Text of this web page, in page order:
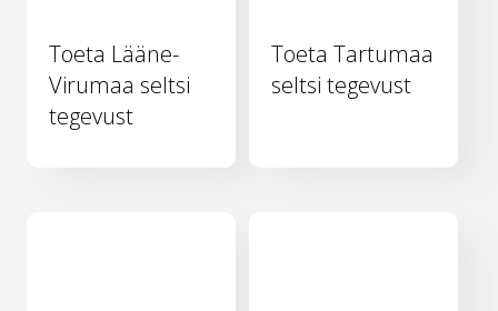
Toeta Lääne-
Virumaa seltsi
tegevust
Toeta Tartumaa
seltsi tegevust